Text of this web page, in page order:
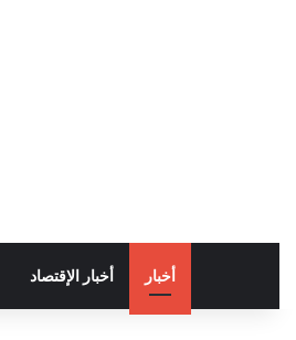
أخبار أخبار الإقتصاد